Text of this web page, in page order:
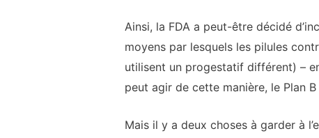
Ainsi, la FDA a peut-être décidé
moyens par lesquels les pilules
utilisent un progestatif différent) –
peut agir de cette manière, le Plan
Mais il y a deux choses à garder à